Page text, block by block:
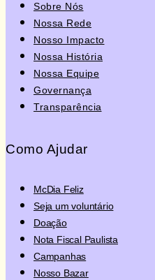
Sobre Nós
Nossa Rede
Nosso Impacto
Nossa História
Nossa Equipe
Governança
Transparência
Como Ajudar
McDia Feliz
Seja um voluntário
Doação
Nota Fiscal Paulista
Campanhas
Nosso Bazar